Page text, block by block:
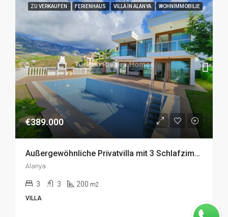
ZU VERKAUFEN FERIENHAUS VILLA IN ALANYA WOHNIMMOBILIE
€389.000
Außergewöhnliche Privatvilla mit 3 Schlafzimmern in Kargicak, Alanya zu Verkaufen
Alanya
3 3 200 m2
VILLA